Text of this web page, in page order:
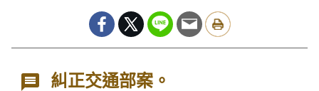
糾正交通部案。